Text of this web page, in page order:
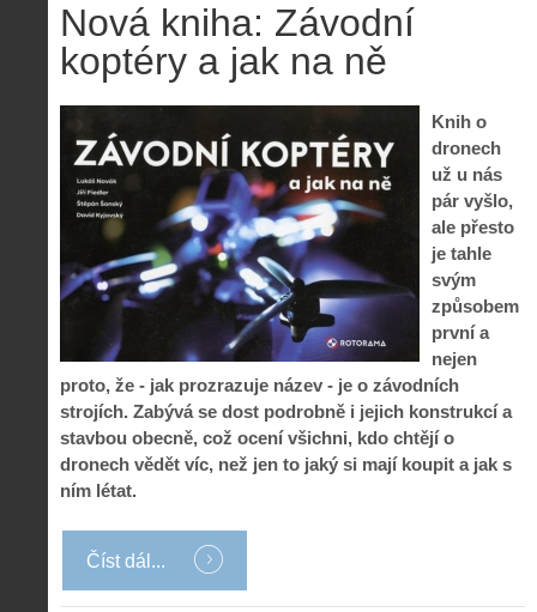
Nová kniha: Závodní
koptéry a jak na ně
Knih o
dronech
už u nás
pár vyšlo,
ale přesto
je tahle
svým
způsobem
první a
nejen
proto, že - jak prozrazuje název - je o závodních
strojích. Zabývá se dost podrobně i jejich konstrukcí a
stavbou obecně, což ocení všichni, kdo chtějí o
dronech vědět víc, než jen to jaký si mají koupit a jak s
ním létat.
Číst dál...